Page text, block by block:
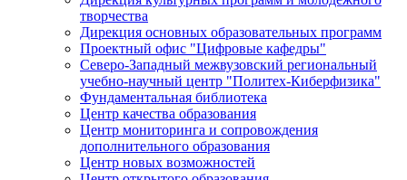
творчества
Дирекция основных образовательных программ
Проектный офис "Цифровые кафедры"
Северо-Западный межвузовский региональный
учебно-научный центр "Политех-Киберфизика"
Фундаментальная библиотека
Центр качества образования
Центр мониторинга и сопровождения
дополнительного образования
Центр новых возможностей